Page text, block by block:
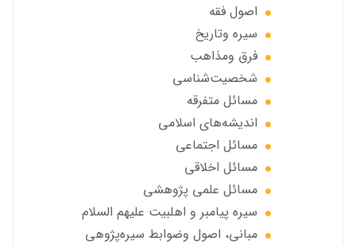
اصول فقه
سیره وتاریخ
فرق ومذاهب
شخصیت‌شناسی
مسائل متفرقه
انديشه‌هاي اسلامي
مسائل اجتماعي
مسائل اخلاقي
مسائل علمی پژوهشی
سيره پيامبر و اهلبيت علیهم السلام
مبانی، اصول وضوابط سيره‌پژوهی